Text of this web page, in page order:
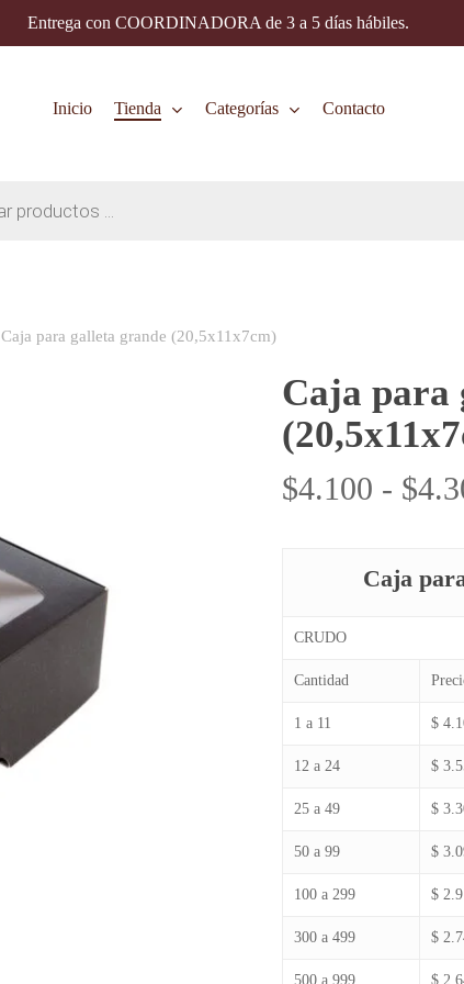
Entrega con COORDINADORA de 3 a 5 días hábiles.
Inicio Tienda Categorías Contacto
Caja para galleta grande (20,5x11x7cm)
Caja para
$4.100 - $
Caja
CRUDO
Cantidad
1 a 11 $
12 a 24 $
25 a 49 $
50 a 99 $
100 a 299 $
300 a 499 $
500 a 999 $